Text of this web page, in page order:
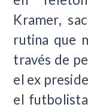
Kramer,
rutina que
través de
el ex
el